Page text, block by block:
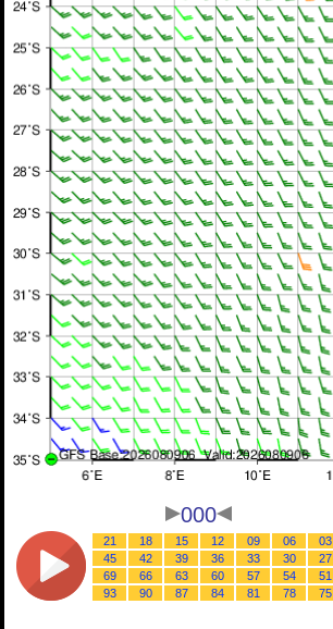
000
03
06
09
12
15
18
21
27
30
33
36
39
42
45
51
54
57
60
63
66
69
75
78
81
84
87
90
93